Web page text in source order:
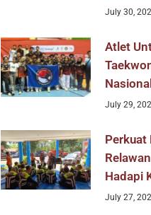
July 30,
Atlet
Nasional
July 29,
Perkuat
Hadapi
July 27,